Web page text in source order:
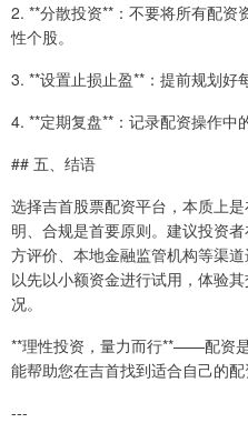
2. **分散投资**：不要将所有配资
性个股。
3. **设置止损止盈**：提前规划好
4. **定期复盘**：记录配资操作中
## 五、结语
选择吉首股票配资平台，本质上
明、合规是首要原则。建议投资
方评价、本地金融监管机构等渠
以先以小额资金进行试用，体验
况。
**理性投资，量力而行**——配资
能帮助您在吉首找到适合自己的配
---